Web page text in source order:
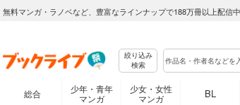
無料マンガ・ラノベなど、豊富なラインナップで188万冊以上配信中
絞り込み
検索
総合
少年・青年
マンガ
少女・女性
マンガ
BL